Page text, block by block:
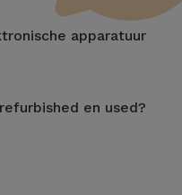
apparatuur
van elk defect
gereviseerd,
en used?
technici om hun